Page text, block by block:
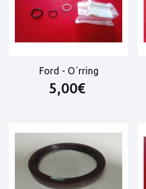
Ford - O´rring
5,00€